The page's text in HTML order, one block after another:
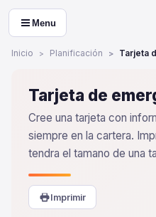
Menu
Inicio Planificación Tarjeta
Tarjeta de
Cree una tarjeta con
siempre en la cartera.
tendra el tamano de una
Imprimir